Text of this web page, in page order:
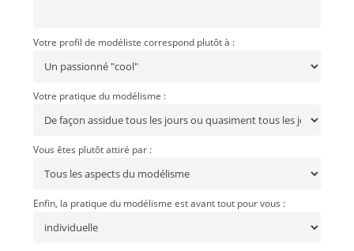
Votre profil de modéliste correspond plutôt à :
Votre pratique du modélisme :
Vous êtes plutôt attiré par :
Enfin, la pratique du modélisme est avant tout pour vous :